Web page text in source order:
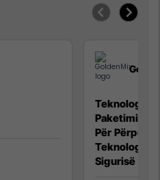
Teknolog/e
Paketimin e
Për
Teknolog/e
Sigurisë së